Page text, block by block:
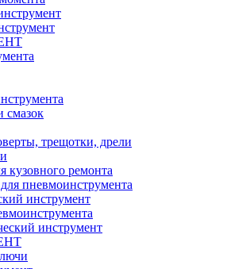
смазок
трещотки, дрели
кузовного ремонта
пневмоинструмента
инструмент
инструмент